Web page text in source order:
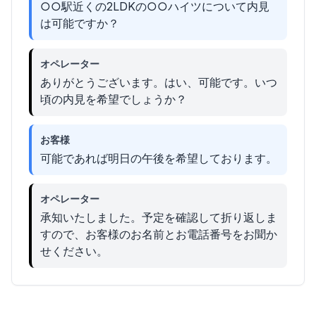
○○駅近くの2LDKの○○ハイツについて内見
は可能ですか？
オペレーター
ありがとうございます。はい、可能です。いつ
頃の内見を希望でしょうか？
お客様
可能であれば明日の午後を希望しております。
オペレーター
承知いたしました。予定を確認して折り返しま
すので、お客様のお名前とお電話番号をお聞か
せください。